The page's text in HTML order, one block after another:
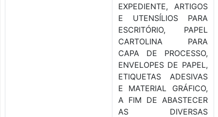
EXPEDIENTE, ARTIGOS
E UTENSÍLIOS PARA
ESCRITÓRIO, PAPEL
CARTOLINA PARA
CAPA DE PROCESSO,
ENVELOPES DE PAPEL,
ETIQUETAS ADESIVAS
E MATERIAL GRÁFICO,
A FIM DE ABASTECER
AS DIVERSAS